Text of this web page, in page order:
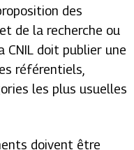
des
de la recherche ou
CNIL doit publier une
référentiels,
les plus usuelles
doivent être